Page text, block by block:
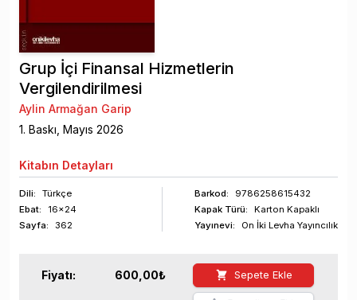
Grup İçi Finansal Hizmetlerin
Vergilendirilmesi
Aylin Armağan Garip
1. Baskı, Mayıs 2026
Kitabın Detayları
Dili:
Türkçe
Ebat:
16x24
Sayfa: 362
Barkod:
9786258615432
Kapak Türü:
Karton Kapaklı
Yayınevi:
On İki Levha Yayıncılık
Fiyatı: 600,00₺ Sepete Ekle